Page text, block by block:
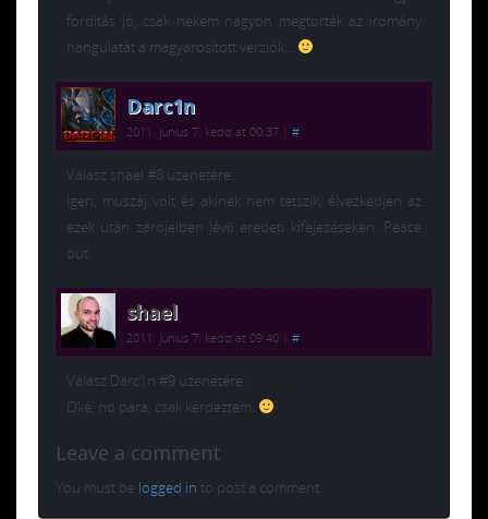
fordítás jó, csak nekem nagyon megtörték az iromány
hangulatát a magyarosított verziók…
Darc1n
2011. június 7. kedd at 00:37 #
Válasz shael #8 üzenetére:
Igen, muszáj volt és akinek nem tetszik, élvezkedjen az
ezek után zárójelben lévő eredeti kifejezéseken. Peace
out.
shael
2011. június 7. kedd at 09:40 #
Válasz Darc1n #9 üzenetére:
Oké, no para, csak kérdeztem.
Leave a comment
You must be logged in to post a comment.